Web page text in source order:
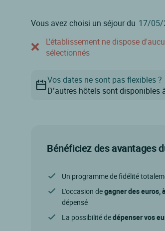
Vous avez choisi un séjour du
L'établissement ne dispose
sélectionnés
Vos dates ne sont pas flexibles ?
D’autres hôtels sont disponibles
Bénéficiez des avantages
Un programme de fidélité
L'occasion degagner des euros,
dépensé
La possibilité dedépenser vos